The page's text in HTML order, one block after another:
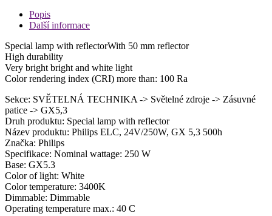
Popis
Další informace
Special lamp with reflectorWith 50 mm reflector
High durability
Very bright bright and white light
Color rendering index (CRI) more than: 100 Ra
Sekce: SVĚTELNÁ TECHNIKA -> Světelné zdroje -> Zásuvné
patice -> GX5,3
Druh produktu: Special lamp with reflector
Název produktu: Philips ELC, 24V/250W, GX 5,3 500h
Značka: Philips
Specifikace: Nominal wattage: 250 W
Base: GX5.3
Color of light: White
Color temperature: 3400K
Dimmable: Dimmable
Operating temperature max.: 40 C